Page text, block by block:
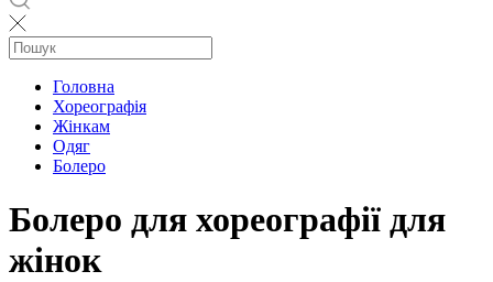
Головна
Хореографія
Жінкам
Одяг
Болеро
Болеро для хореографії для
жінок